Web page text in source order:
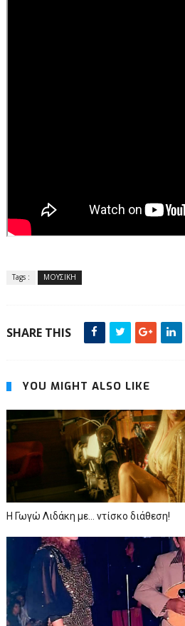
Tags : ΜΟΥΣΙΚΗ
SHARE THIS
YOU MIGHT ALSO LIKE
Η Γωγώ Λιδάκη με... ντίσκο διάθεση!